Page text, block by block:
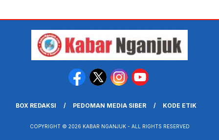
BOX REDAKSI PEDOMAN MEDIA SIBER KODE ETIK
COPYRIGHT © 2026 KABAR NGANJUK - ALL RIGHTS RESERVED